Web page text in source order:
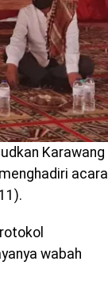
Karawang
acara
wabah